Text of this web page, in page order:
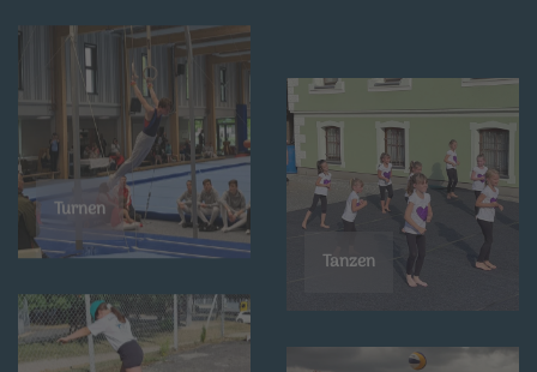
Turnen
Tanzen